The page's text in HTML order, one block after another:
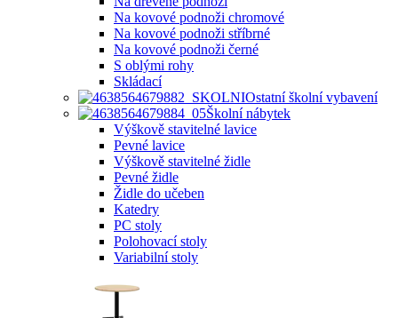
Na kovové podnoži chromové
Na kovové podnoži stříbrné
Na kovové podnoži černé
S oblými rohy
Skládací
Ostatní školní vybavení
Školní nábytek
Výškově stavitelné lavice
Pevné lavice
Výškově stavitelné židle
Pevné židle
Židle do učeben
Katedry
PC stoly
Polohovací stoly
Variabilní stoly